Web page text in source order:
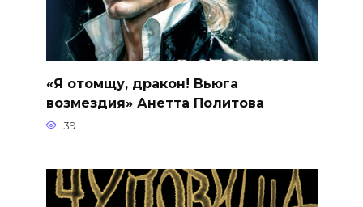
«Я отомщу, дракон! Вьюга
возмездия» Анетта Политова
39